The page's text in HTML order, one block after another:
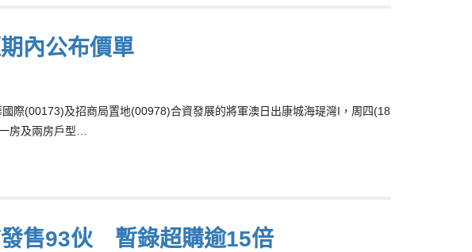
內公布價單
際(00173)及招商局置地(00978)合資發展的將軍澳日出康城海瑅灣I，周四(18
房及兩房戶型…
發售93伙 暫錄超購逾15倍